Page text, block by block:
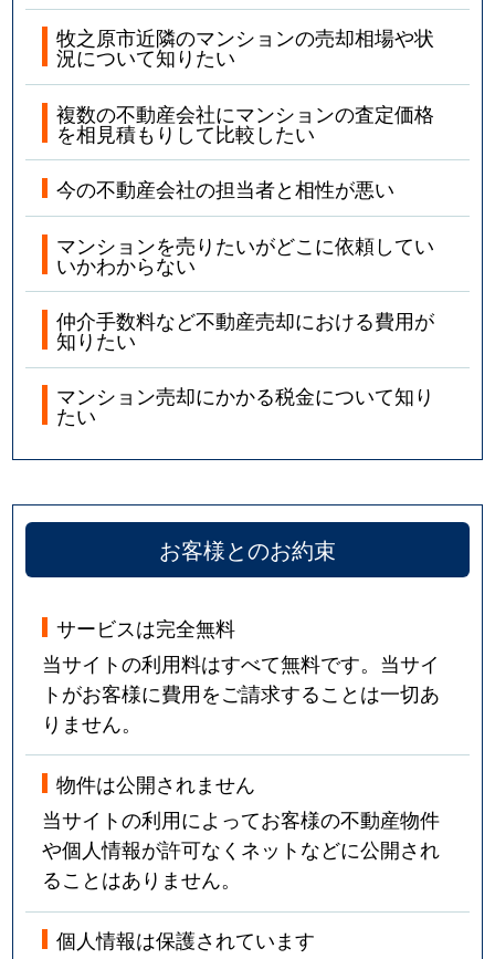
牧之原市近隣のマンションの売却相場や状
況について知りたい
複数の不動産会社にマンションの査定価格
を相見積もりして比較したい
今の不動産会社の担当者と相性が悪い
マンションを売りたいがどこに依頼してい
いかわからない
仲介手数料など不動産売却における費用が
知りたい
マンション売却にかかる税金について知り
たい
お客様とのお約束
サービスは完全無料
当サイトの利用料はすべて無料です。当サイ
トがお客様に費用をご請求することは一切あ
りません。
物件は公開されません
当サイトの利用によってお客様の不動産物件
や個人情報が許可なくネットなどに公開され
ることはありません。
個人情報は保護されています